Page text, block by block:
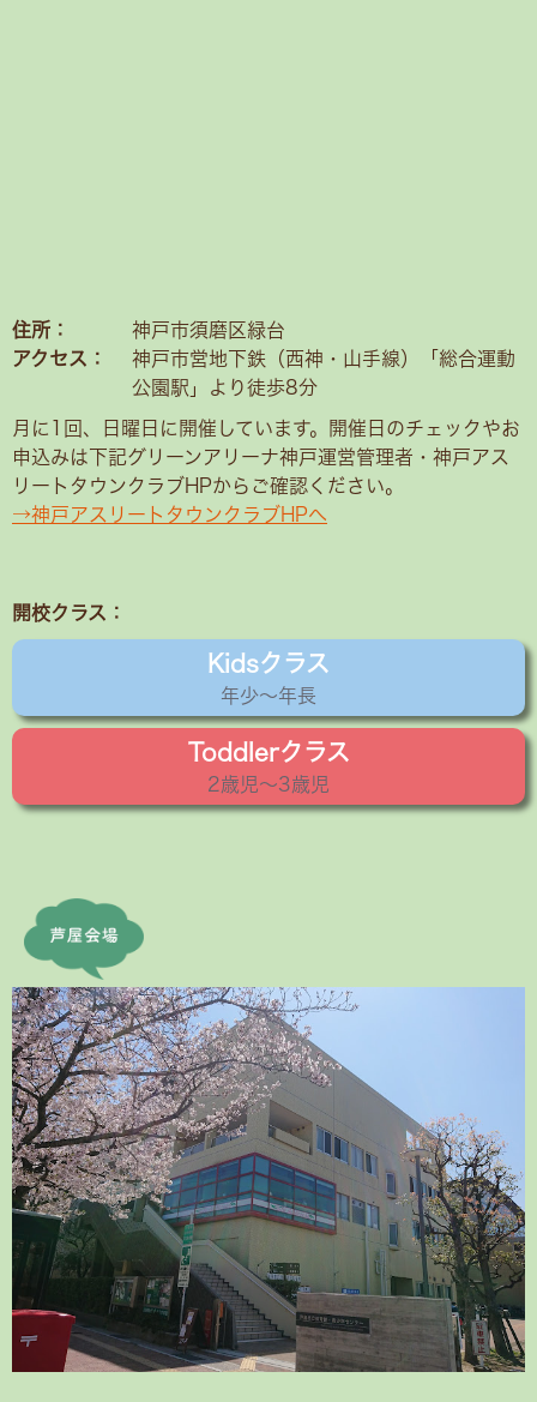
住所：
アクセス：
神戸市須磨区緑台
神戸市営地下鉄（西神・山手線）「総合運動
公園駅」より徒歩8分
月に1回、日曜日に開催しています。開催日のチェックやお
申込みは下記グリーンアリーナ神戸運営管理者・神戸アス
リートタウンクラブHPからご確認ください。
→神戸アスリートタウンクラブHPへ
開校クラス：
Kidsクラス
年少〜年長
Toddlerクラス
2歳児〜3歳児